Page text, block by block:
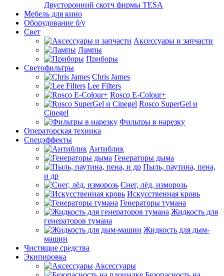
Двусторонний скотч фирмы TESA
Мебель для кино
Оборудование б/у
Свет
Аксессуары и запчасти
Лампы
Приборы
Светофильтры
Chris James
Lee Filters
Rosco E-Colour+
Rosco SuperGel и
Cinegel
Фильтры в нарезку
Операторская техника
Спецэффекты
Антиблик
Генераторы дыма
Пыль, паутина, пена,
и др
Снег, лёд, изморозь
Искусственная кровь
Генераторы тумана
Жидкость для
генераторов тумана
Жидкость для дым-
машин
Чистящие средства
Экипировка
Аксессуары